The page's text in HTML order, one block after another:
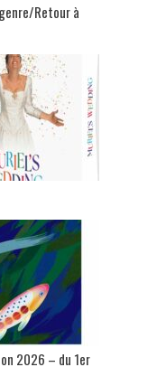
Retour à
2026 – du 1er